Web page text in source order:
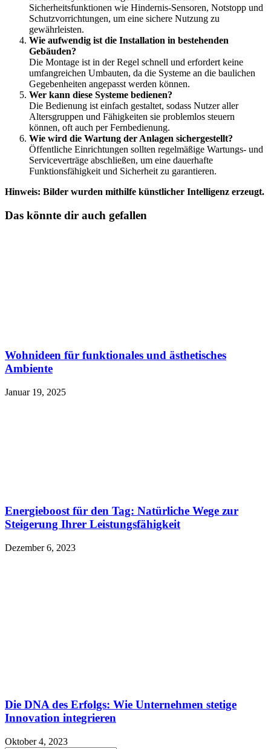
Sicherheitsfunktionen wie Hindernis-Sensoren, Notstopp und
Schutzvorrichtungen, um eine sichere Nutzung zu
gewährleisten.
Wie aufwendig ist die Installation in bestehenden
Gebäuden?
Die Montage ist in der Regel schnell und erfordert keine
umfangreichen Umbauten, da die Systeme an die baulichen
Gegebenheiten angepasst werden können.
Wer kann diese Systeme bedienen?
Die Bedienung ist einfach gestaltet, sodass Nutzer aller
Altersgruppen und Fähigkeiten sie problemlos steuern
können, oft auch per Fernbedienung.
Wie wird die Wartung der Anlagen sichergestellt?
Öffentliche Einrichtungen sollten regelmäßige Wartungs- und
Serviceverträge abschließen, um eine dauerhafte
Funktionsfähigkeit und Sicherheit zu garantieren.
Hinweis: Bilder wurden mithilfe künstlicher Intelligenz erzeugt.
Das könnte dir auch gefallen
Wohnideen für funktionales und ästhetisches
Ambiente
Januar 19, 2025
Energieboost für den Tag: Natürliche Wege zur
Steigerung Ihrer Leistungsfähigkeit
Dezember 6, 2023
Die DNA des Erfolgs: Wie Unternehmen stetige
Innovation integrieren
Oktober 4, 2023